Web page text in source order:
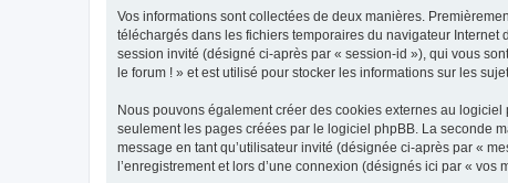
Vos informations sont collectées de deux manières.
téléchargés dans les fichiers temporaires du navigateur
session invité (désigné ci-après par « session-id »), qui vous
le forum ! » et est utilisé pour stocker les informations sur les
Nous pouvons également créer des cookies externes au
seulement les pages créées par le logiciel phpBB. La seconde
message en tant qu’utilisateur invité (désignée ci-après par «
l’enregistrement et lors d’une connexion (désignés ici par « vos